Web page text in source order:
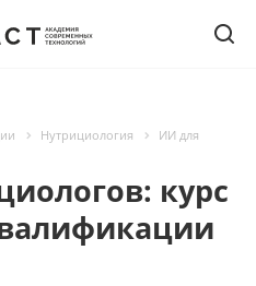
Нутрициология
ИИ для
курс